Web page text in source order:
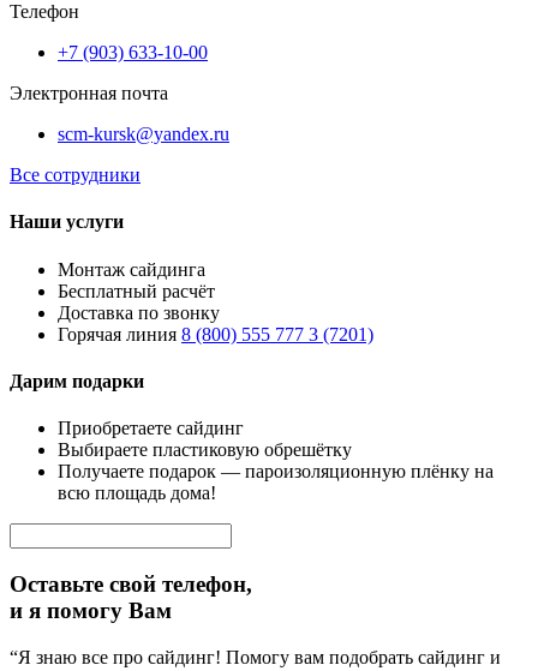
Телефон
+7 (903) 633-10-00
Электронная почта
scm-kursk@yandex.ru
Все сотрудники
Наши услуги
Монтаж сайдинга
Бесплатный расчёт
Доставка по звонку
Горячая линия 8 (800) 555 777 3 (7201)
Дарим подарки
Приобретаете сайдинг
Выбираете пластиковую обрешётку
Получаете подарок — пароизоляционную плёнку на
всю площадь дома!
Оставьте свой телефон,
и я помогу Вам
“Я знаю все про сайдинг! Помогу вам подобрать сайдинг и